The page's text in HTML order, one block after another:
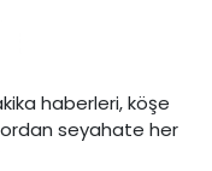
haberleri, köşe
seyahate her